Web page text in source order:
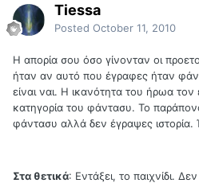
Tiessa
Posted October 11, 2010
Η απορία σου όσο γίνονταν οι
ήταν αν αυτό που έγραφες ήταν
είναι ναι. Η ικανότητα του ήρωα τον
κατηγορία του φάντασυ. Το
φάντασυ αλλά δεν έγραψες ιστορία.
Στα θετικά: Εντάξει, το παιχνίδι.